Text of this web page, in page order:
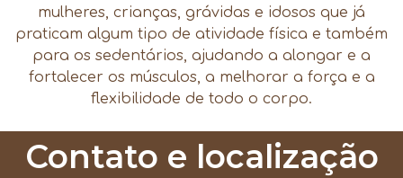
mulheres, crianças, grávidas e idosos que já
praticam algum tipo de atividade física e também
para os sedentários, ajudando a alongar e a
fortalecer os músculos, a melhorar a força e a
flexibilidade de todo o corpo.
Contato e localização